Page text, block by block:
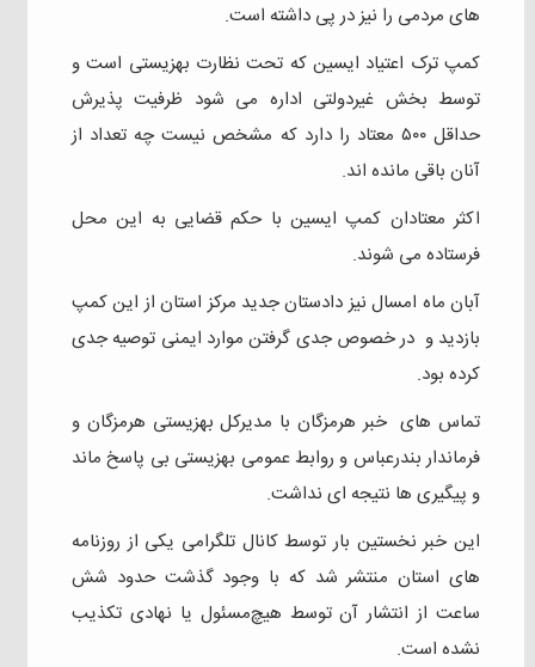
های مردمی را نیز در پی داشته است.
کمپ ترک اعتیاد ایسین که تحت نظارت بهزیستی است و‌
توسط بخش غیردولتی اداره می شود ظرفیت پذیرش
حداقل ۵۰۰ معتاد را دارد که مشخص نیست چه تعداد از
آنان باقی مانده اند.
اکثر معتادان کمپ ایسین با حکم قضایی به این محل
فرستاده می شوند.
آبان ماه امسال نیز دادستان جدید مرکز استان از این کمپ
بازدید و در خصوص جدی گرفتن موارد ایمنی توصیه جدی
کرده بود.
تماس های خبر هرمزگان با مدیرکل بهزیستی هرمزگان و
فرماندار بندرعباس و‌ روابط عمومی بهزیستی بی پاسخ ماند
و پیگیری ها نتیجه ای نداشت.
این خبر نخستین بار توسط کانال تلگرامی یکی از روزنامه
های استان منتشر شد که با وجود گذشت حدود شش
ساعت از انتشار آن توسط هیچ‌مسئول یا نهادی تکذیب
نشده است.